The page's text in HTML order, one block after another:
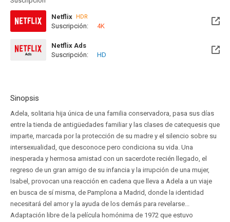
Netflix HDR
Suscripción: 4K
Netflix Ads
Suscripción:
HD
Sinopsis
Adela, solitaria hija única de una familia conservadora, pasa sus días
entre la tienda de antigüedades familiar y las clases de catequesis que
imparte, marcada por la protección de su madre y el silencio sobre su
intersexualidad, que desconoce pero condiciona su vida. Una
inesperada y hermosa amistad con un sacerdote recién llegado, el
regreso de un gran amigo de su infancia y la irrupción de una mujer,
Isabel, provocan una reacción en cadena que lleva a Adela a un viaje
en busca de sí misma, de Pamplona a Madrid, donde la identidad
necesitará del amor y la ayuda de los demás para revelarse...
Adaptación libre de la película homónima de 1972 que estuvo